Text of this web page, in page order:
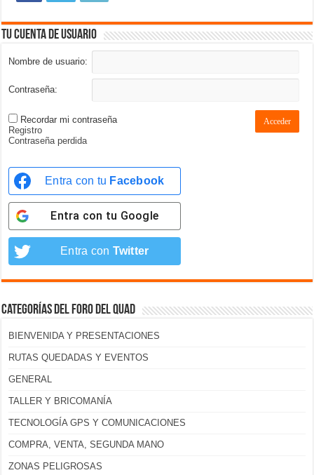
Tu cuenta de usuario
Nombre de usuario:
Contraseña:
Recordar mi contraseña Acceder
Registro
Contraseña perdida
Entra con tu Facebook
Entra con tu Google
Entra con Twitter
Categorías del foro del Quad
BIENVENIDA Y PRESENTACIONES
RUTAS QUEDADAS Y EVENTOS
GENERAL
TALLER Y BRICOMANÍA
TECNOLOGÍA GPS Y COMUNICACIONES
COMPRA, VENTA, SEGUNDA MANO
ZONAS PELIGROSAS